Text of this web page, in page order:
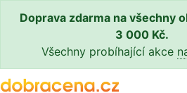
Doprava zdarma na všechny
3 000 Kč.
Všechny probíhající akce